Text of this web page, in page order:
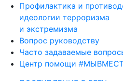
Профилактика и
идеологии терроризма
и экстремизма
Вопрос руководству
Часто задаваемые
Центр помощи